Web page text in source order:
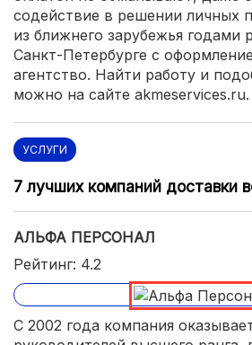
содействие в решении личных
из ближнего зарубежья годами
Санкт-Петербурге с
агентство. Найти работу и
можно на сайте akmeservices.ru.
УСЛУГИ
7 лучших компаний доставки
АЛЬФА ПЕРСОНАЛ
Рейтинг: 4.2
С 2002 года компания